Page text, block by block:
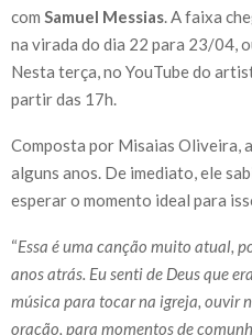
com Samuel Messias . A faixa
na virada do dia 22 para 23/04,
Nesta terça, no YouTube do
partir das 17h.
Composta por Misaias Oliveira,
alguns anos. De imediato, ele
esperar o momento ideal para
“Essa é uma canção muito atual,
anos atrás. Eu senti de Deus que
música para tocar na igreja, ouvir
oração, para momentos de